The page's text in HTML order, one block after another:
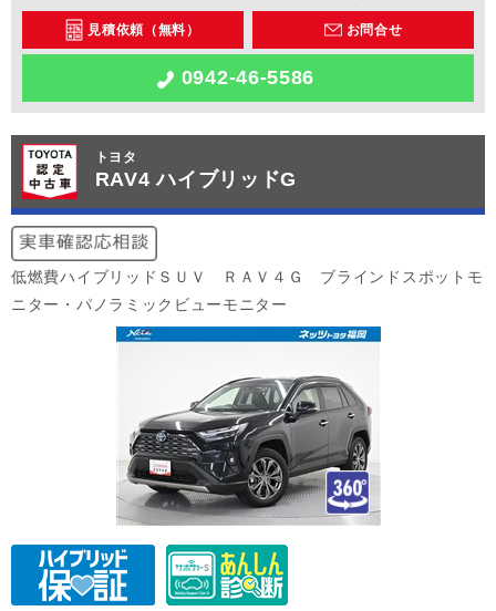
見積依頼（無料） お問合せ
0942-46-5586
トヨタ
RAV4 ハイブリッドG
低燃費ハイブリッドＳＵＶ ＲＡＶ４Ｇ ブラインドスポットモ
ニター・パノラミックビューモニター